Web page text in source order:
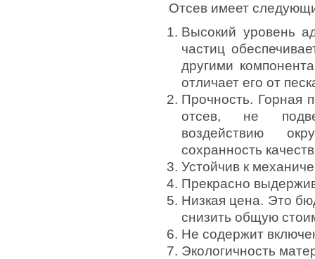
Отсев имеет
Высокий уровень
частиц
другими
отличает его от
Прочность. Горная
отсев, не
воздействию
сохранность
Устойчив к
Прекрасно
Низкая цена. Это
снизить общую
Не содержит
Экологичность